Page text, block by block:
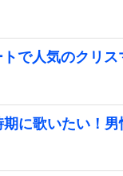
で人気のクリス
期に歌いたい！